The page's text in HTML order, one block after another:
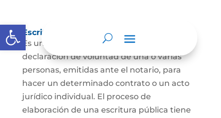
Abrir barra de herramientas
Escritura Pública
Es un documento que contiene la
declaración de voluntad de una o varias
personas, emitidas ante el notario, para
hacer un determinado contrato o un acto
jurídico individual. El proceso de
elaboración de una escritura pública tiene